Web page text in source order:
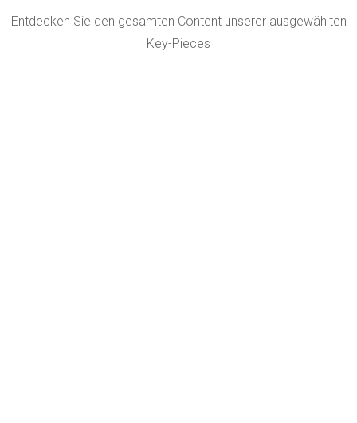
Entdecken Sie den gesamten Content unserer ausgewählten
Key-Pieces